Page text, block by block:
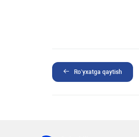
Ro’yxatga qaytish